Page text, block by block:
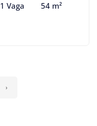
1 Vaga 54 m²
›